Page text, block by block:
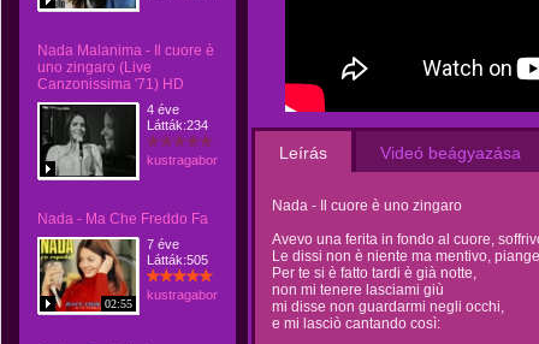
Nada Malanima - Il cuore è
uno zingaro (Live
Canzonissima '71) HD
4 éve
Látták:234
kustragabor
Nada - Ma Che Freddo Fa
02:55
7 éve
Látták:505
kustragabor
Leírás Videó beágyazása
Nada - Il cuore è uno zingaro
Avevo una ferita in fondo al cuore,
Le dissi non è niente ma mentivo,
Per te si è fatto tardi è già notte,
non mi tenere lasciami giù
mi disse non guardarmi negli occhi,
e mi lasciò cantando così: